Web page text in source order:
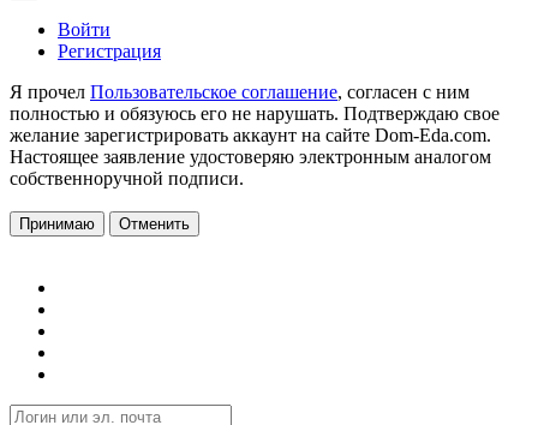
Войти
Регистрация
Я прочел Пользовательское соглашение, согласен с ним
полностью и обязуюсь его не нарушать. Подтверждаю свое
желание зарегистрировать аккаунт на сайте Dom-Eda.com.
Настоящее заявление удостоверяю электронным аналогом
собственноручной подписи.
Принимаю Отменить